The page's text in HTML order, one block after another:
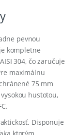
pevnou
kompletne
304, čo zaručuje
maximálnu
75 mm
hustotou,
Disponuje